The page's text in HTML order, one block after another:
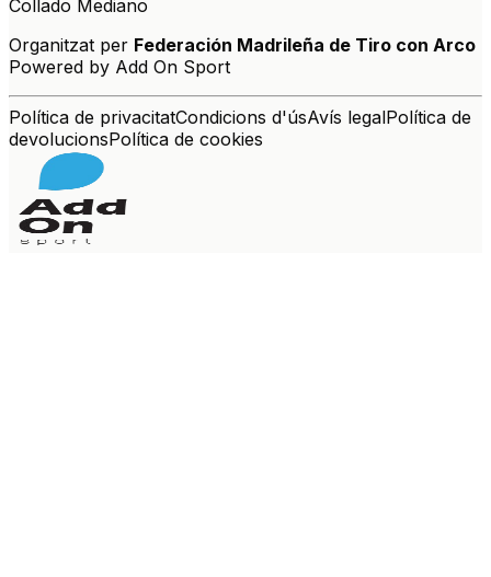
Collado Mediano
Organitzat per Federación Madrileña de Tiro con Arco
Powered by Add On Sport
Política de privacitatCondicions d'úsAvís legalPolítica de
devolucionsPolítica de cookies